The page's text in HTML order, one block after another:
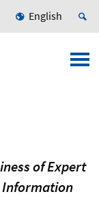
English
of Expert
Information